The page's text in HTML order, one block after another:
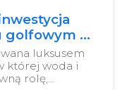
golfowym w
luksusem
której woda i
rolę,…